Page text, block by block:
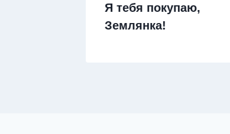
Я тебя покупаю,
Землянка!